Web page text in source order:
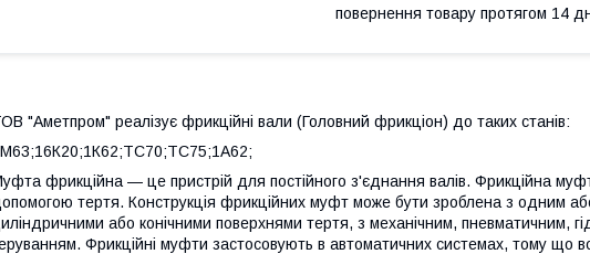
повернення товару протягом 14
"Аметпром" реалізує фрикційні вали (Головний фрикціон) до таких станів:
фрикційна — це пристрій для постійного з'єднання валів. Фрикційна
тертя. Конструкція фрикційних муфт може бути зроблена з одним
або конічними поверхнями тертя, з механічним, пневматичним,
Фрикційні муфти застосовують в автоматичних системах, тому що